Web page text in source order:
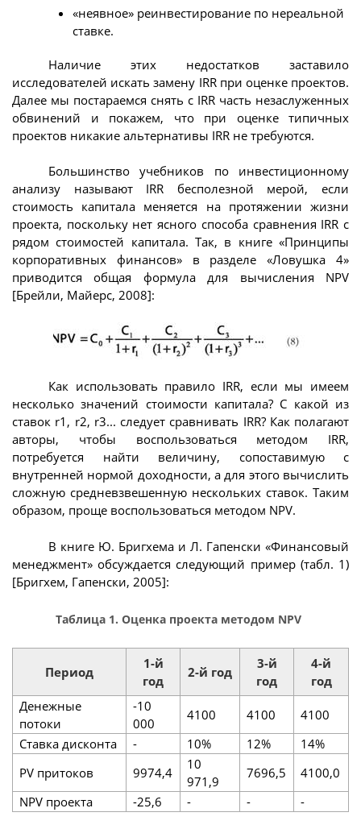
«неявное» реинвестирование по нереальной
ставке.
Наличие этих недостатков заставило
исследователей искать замену IRR при оценке проектов.
Далее мы постараемся снять с IRR часть незаслуженных
обвинений и покажем, что при оценке типичных
проектов никакие альтернативы IRR не требуются.
Большинство учебников по инвестиционному
анализу называют IRR бесполезной мерой, если
стоимость капитала меняется на протяжении жизни
проекта, поскольку нет ясного способа сравнения IRR с
рядом стоимостей капитала. Так, в книге «Принципы
корпоративных финансов» в разделе «Ловушка 4»
приводится общая формула для вычисления NPV
[Брейли, Майерс, 2008]:
Как использовать правило IRR, если мы имеем
несколько значений стоимости капитала? С какой из
ставок r1, r2, r3... следует сравнивать IRR? Как полагают
авторы, чтобы воспользоваться методом IRR,
потребуется найти величину, сопоставимую с
внутренней нормой доходности, а для этого вычислить
сложную средневзвешенную нескольких ставок. Таким
образом, проще воспользоваться методом NPV.
В книге Ю. Бригхема и Л. Гапенски «Финансовый
менеджмент» обсуждается следующий пример (табл. 1)
[Бригхем, Гапенски, 2005]:
Таблица 1. Оценка проекта методом NPV
Период
1-й
год
2-й год
3-й
год
4-й
год
Денежные
потоки
-10
000
4100 4100
4100
Ставка дисконта
- 10% 12%
14%
PV притоков
9974,4
10
971,9
7696,5
4100,0
NPV проекта
-25,6 - - -